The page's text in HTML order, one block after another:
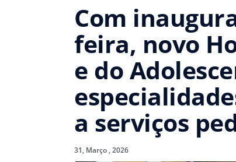
Com
feira, novo
e do
a serviços
31, Março , 2026